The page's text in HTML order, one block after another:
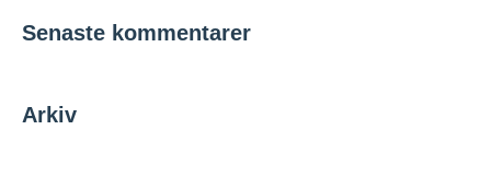
t
Senaste kommentarer
Arkiv